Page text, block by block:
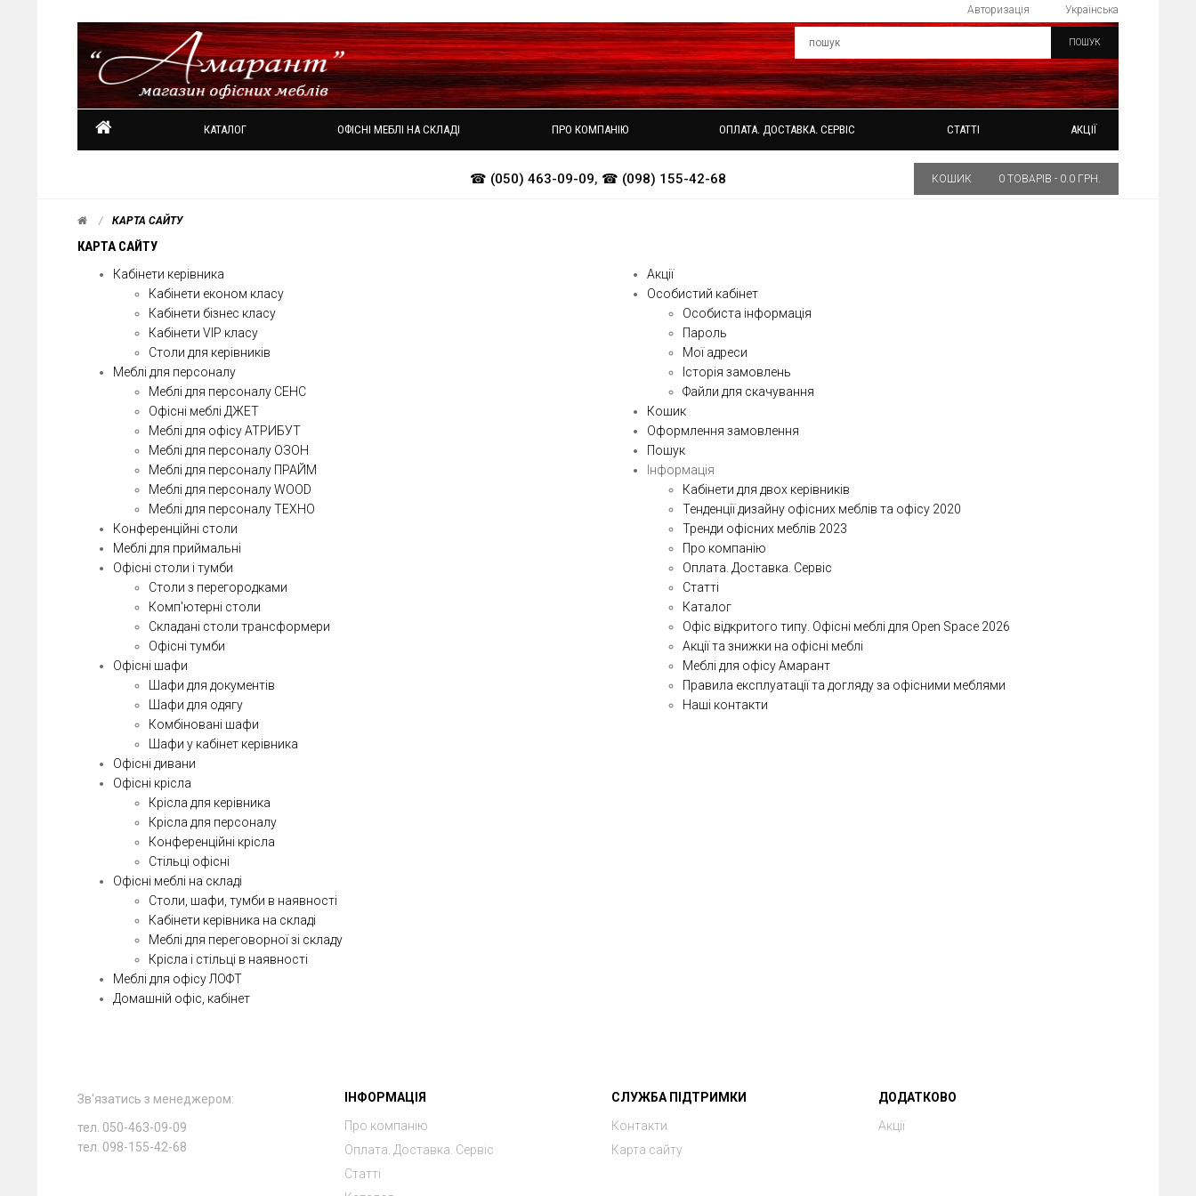
Українська
Авторизація
ПОШУК
КАТАЛОГ ОФІСНІ МЕБЛІ НА СКЛАДІ ПРО КОМПАНІЮ ОПЛАТА. ДОСТАВКА. СЕРВІС СТАТТІ АКЦІЇ
☎ (050) 463-09-09, ☎ (098) 155-42-68 КОШИК 0 ТОВАРІВ - 0.0 ГРН.
КАРТА САЙТУ
КАРТА САЙТУ
Кабінети керівника
Кабінети економ класу
Кабінети бізнес класу
Кабінети VIP класу
Столи для керівників
Меблі для персоналу
Меблі для персоналу СЕНС
Офісні меблі ДЖЕТ
Меблі для офісу АТРИБУТ
Меблі для персоналу ОЗОН
Меблі для персоналу ПРАЙМ
Меблі для персоналу WOOD
Меблі для персоналу ТЕХНО
Конференційні столи
Меблі для приймальні
Офісні столи і тумби
Столи з перегородками
Комп'ютерні столи
Складані столи трансформери
Офісні тумби
Офісні шафи
Шафи для документів
Шафи для одягу
Комбіновані шафи
Шафи у кабінет керівника
Офісні дивани
Офісні крісла
Крісла для керівника
Крісла для персоналу
Конференційні крісла
Стільці офісні
Офісні меблі на складі
Столи, шафи, тумби в наявності
Кабінети керівника на складі
Меблі для переговорної зі складу
Крісла і стільці в наявності
Меблі для офісу ЛОФТ
Домашній офіс, кабінет
Акції
Особистий кабінет
Особиста інформація
Пароль
Мої адреси
Історія замовлень
Файли для скачування
Кошик
Оформлення замовлення
Пошук
Інформація
Кабінети для двох керівників
Тенденції дизайну офісних меблів та офісу 2020
Тренди офісних меблів 2023
Про компанію
Оплата. Доставка. Сервіс
Статті
Каталог
Офіс відкритого типу. Офісні меблі для Open Space 2026
Акції та знижки на офісні меблі
Меблі для офісу Амарант
Правила експлуатації та догляду за офісними меблями
Наші контакти
Зв'язатись з менеджером:
тел. 050-463-09-09
тел. 098-155-42-68
ІНФОРМАЦІЯ
Про компанію
Оплата. Доставка. Сервіс
Статті
СЛУЖБА ПІДТРИМКИ
Контакти
Карта сайту
ДОДАТКОВО
Акції